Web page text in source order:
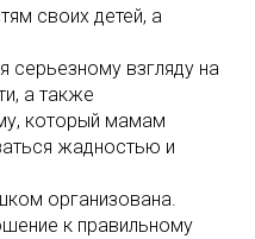
своих детей, а
серьезному взгляду на
а также
который мамам
жадностью и
организована.
к правильному